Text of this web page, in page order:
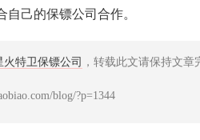
己的保镖公司合作。
火特卫保镖公司
，转载此文请保持文
blog/?p=1344